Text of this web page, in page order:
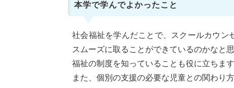
本学で学んでよかったこと
社会福祉を学んだことで、スクールカウ
スムーズに取ることができているのかなと思
福祉の制度を知っていることも役に立ちます
また、個別の支援の必要な児童との関わり